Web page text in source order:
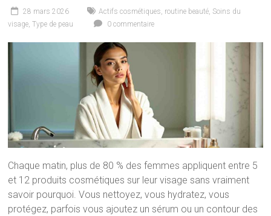
28 mars 2026 Actifs cosmétiques routine beauté Soins du
visage ,Type de peau 0 commentaire
Chaque matin, plus de 80 % des femmes appliquent entre 5
et 12 produits cosmétiques sur leur visage sans vraiment
savoir pourquoi. Vous nettoyez, vous hydratez, vous
protégez, parfois vous ajoutez un sérum ou un contour des